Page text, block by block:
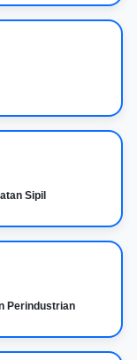
Sipil
Perindustrian